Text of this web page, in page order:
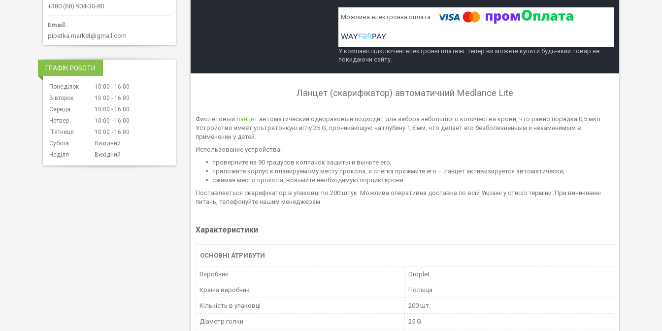
У компанії підключені електронні платежі. Тепер ви можете купити будь-який товар не
покидаючи сайту.
Ланцет (скарифікатор) автоматичний Medlance Lite
Фиолетовый ланцет автоматический одноразовый подходит для забора небольшого количества крови, что равно порядка 0,5 мкл.
Устройство имеет ультратонкую иглу 25 G, проникающую на глубину 1,5 мм, что делает его безболезненным и незаменимым в
применении у детей.
Использование устройства:
проверните на 90 градусов колпачок защиты и выньте его;
приложите корпус к планируемому месту прокола, и слегка прижмите его – ланцет активизируется автоматически;
сжимая место прокола, возьмите необходимую порцию крови.
Поставляється скарифікатор в упаковці по 200 штук. Можлива оперативна доставка по всій Україні у стислі терміни. При виникненні
питань, телефонуйте нашим менеджерам.
Характеристики
ОСНОВНІ АТРИБУТИ
Виробник Droplet
Країна виробник Польща
Кількість в упаковці 200 шт.
Діаметр голки 25 G
+380 (68) 904-30-80
pipetka.market@gmail.com
ГРАФІК РОБОТИ
Понеділок 10:00
16:00
Вівторок
10:00
16:00
Середа
10:00
16:00
Четвер
10:00
16:00
Пʼятниця
10:00
16:00
Субота
Вихідний
Неділя
Вихідний